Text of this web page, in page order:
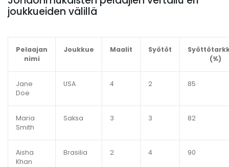
joukkueiden välillä
Pelaajan
nimi
Joukkue Maalit Syötöt
(%)
Jane
Doe
USA 4 2 85
Maria
Smith
Saksa 3 3 82
Aisha
Khan
Brasilia 2 4 90